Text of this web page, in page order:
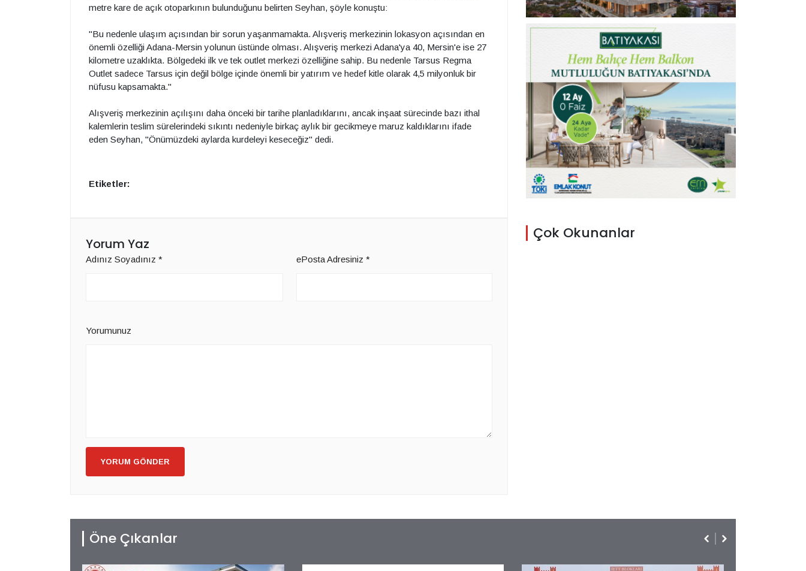
metre kare de açık otoparkının bulunduğunu belirten Seyhan, şöyle konuştu:
"Bu nedenle ulaşım açısından bir sorun yaşanmamakta. Alışveriş merkezinin lokasyon açısından en
önemli özelliği Adana-Mersin yolunun üstünde olması. Alışveriş merkezi Adana'ya 40, Mersin'e ise 27
kilometre uzaklıkta. Bölgedeki ilk ve tek outlet merkezi özelliğine sahip. Bu nedenle Tarsus Regma
Outlet sadece Tarsus için değil bölge içinde önemli bir yatırım ve hedef kitle olarak 4,5 milyonluk bir
nüfusu kapsamakta."
Alışveriş merkezinin açılışını daha önceki bir tarihe planladıklarını, ancak inşaat sürecinde bazı ithal
kalemlerin teslim sürelerindeki sıkıntı nedeniyle birkaç aylık bir gecikmeye maruz kaldıklarını ifade
eden Seyhan, "Önümüzdeki aylarda kurdeleyi keseceğiz" dedi.
Etiketler:
Yorum Yaz
Adınız Soyadınız * ePosta Adresiniz *
Yorumunuz
YORUM GÖNDER
Çok Okunanlar
Öne Çıkanlar